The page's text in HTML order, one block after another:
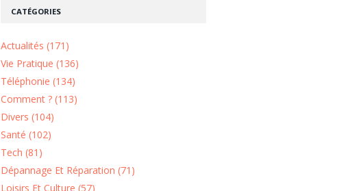
CATÉGORIES
Actualités (171)
Vie Pratique (136)
Téléphonie (134)
Comment ? (113)
Divers (104)
Santé (102)
Tech (81)
Dépannage Et Réparation (71)
Loisirs Et Culture (57)